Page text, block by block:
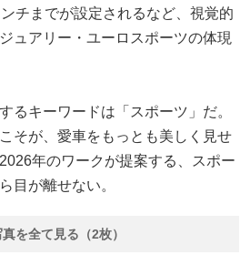
チまでが設定されるなど、視覚的
ュアリー・ユーロスポーツの体現
るキーワードは「スポーツ」だ。
そが、愛車をもっとも美しく見せ
年のワークが提案する、スポー
目が離せない。
を全て見る（2枚）